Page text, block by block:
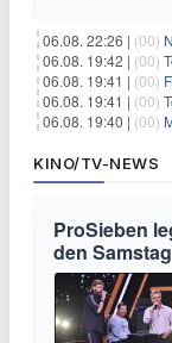
06.08. 22:26 | (00)
06.08. 19:42 | (00)
06.08. 19:41 | (00)
06.08. 19:41 | (00)
06.08. 19:40 | (00)
KINO/TV-NEWS
ProSieben
den Samstag